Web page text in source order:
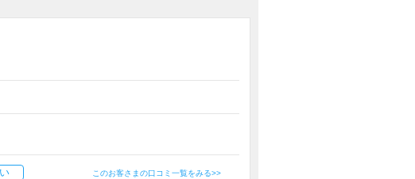
このお客さまの口コミ一覧をみる>>